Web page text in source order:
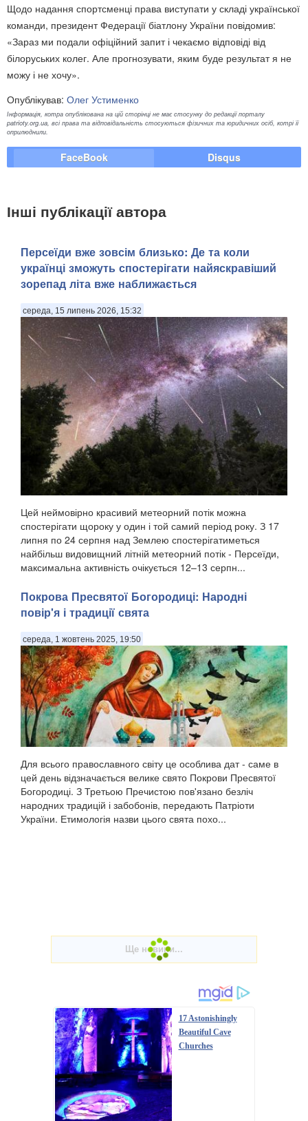
Щодо надання спортсменці права виступати у складі української
команди, президент Федерації біатлону України повідомив:
«Зараз ми подали офіційний запит і чекаємо відповіді від
білоруських колег. Але прогнозувати, яким буде результат я не
можу і не хочу».
Опублікував: Олег Устименко
Інформація, котра опублікована на цій сторінці не має стосунку до редакції порталу
patrioty.org.ua, всі права та відповідальність стосуються фізичних та юридичних осіб, котрі її
оприлюднили.
FaceBook Disqus
Інші публікації автора
Персеїди вже зовсім близько: Де та коли
українці зможуть спостерігати найяскравіший
зорепад літа вже наближається
середа, 15 липень 2026, 15:32
Цей неймовірно красивий метеорний потік можна
спостерігати щороку у один і той самий період року. З 17
липня по 24 серпня над Землею спостерігатиметься
найбільш видовищний літній метеорний потік - Персеїди,
максимальна активність очікується 12–13 серпн...
Покрова Пресвятої Богородиці: Народні
повір'я і традиції свята
середа, 1 жовтень 2025, 19:50
Для всього православного світу це особлива дат - саме в
цей день відзначається велике свято Покрови Пресвятої
Богородиці. З Третьою Пречистою пов'язано безліч
народних традицій і забобонів, передають Патріоти
України. Етимологія назви цього свята похо...
17 Astonishingly
Beautiful Cave
Churches